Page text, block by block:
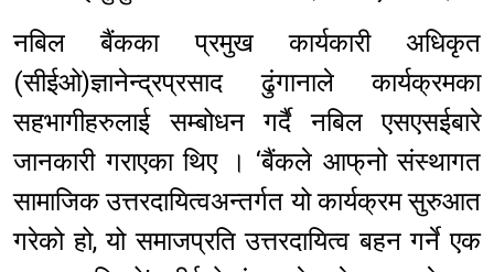
नबिल बैंकका प्रमुख कार्यकारी अधिकृत
(सीईओ)ज्ञानेन्द्रप्रसाद ढुंगानाले कार्यक्रमका
सहभागीहरुलाई सम्बोधन गर्दै नबिल एसएसईबारे
जानकारी गराएका थिए । ‘बैंकले आफ्‌नो संस्थागत
सामाजिक उत्तरदायित्वअन्तर्गत यो कार्यक्रम सुरुआत
गरेको हो, यो समाजप्रति उत्तरदायित्व बहन गर्ने एक